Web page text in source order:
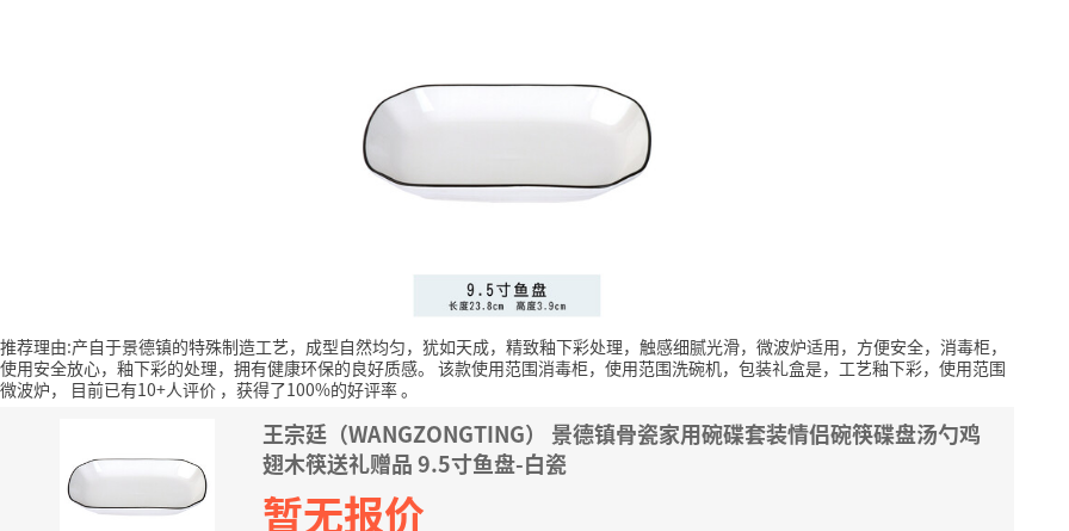
推荐理由:产自于景德镇的特殊制造工艺，成型自然均匀，犹如天成，精致釉下彩处理，触感细腻光滑，微波炉适用，方便安全，消毒柜，
使用安全放心，釉下彩的处理，拥有健康环保的良好质感。 该款使用范围消毒柜，使用范围洗碗机，包装礼盒是，工艺釉下彩，使用范围
微波炉，
目前已有10+人评价 ，获得了100%的好评率。
王宗廷（WANGZONGTING） 景德镇骨瓷家用碗碟套装情侣碗筷碟盘汤勺鸡
翅木筷送礼赠品 9.5寸鱼盘-白瓷
暂无报价